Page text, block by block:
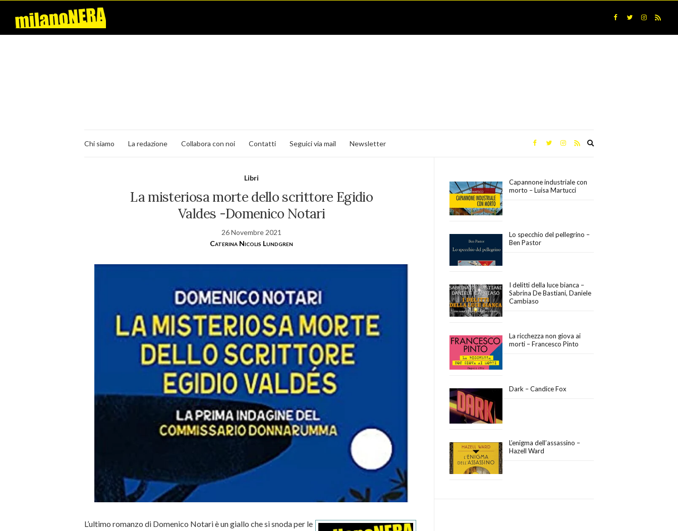
Chi siamo La redazione Collabora con noi Contatti Seguici via mail Newsletter
Libri
La misteriosa morte dello scrittore Egidio
Valdes -Domenico Notari
26 Novembre 2021
Caterina Nicolis Lundgren
L’ultimo romanzo di Domenico Notari è un giallo che si snoda per le
Capannone industriale con
morto – Luisa Martucci
Lo specchio del pellegrino –
Ben Pastor
I delitti della luce bianca –
Sabrina De Bastiani, Daniele
Cambiaso
La ricchezza non giova ai
morti – Francesco Pinto
Dark – Candice Fox
L’enigma dell’assassino –
Hazell Ward